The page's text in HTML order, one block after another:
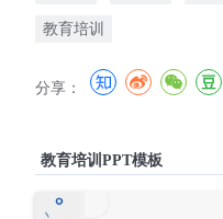
教育培训
分享：
教育培训PPT模板